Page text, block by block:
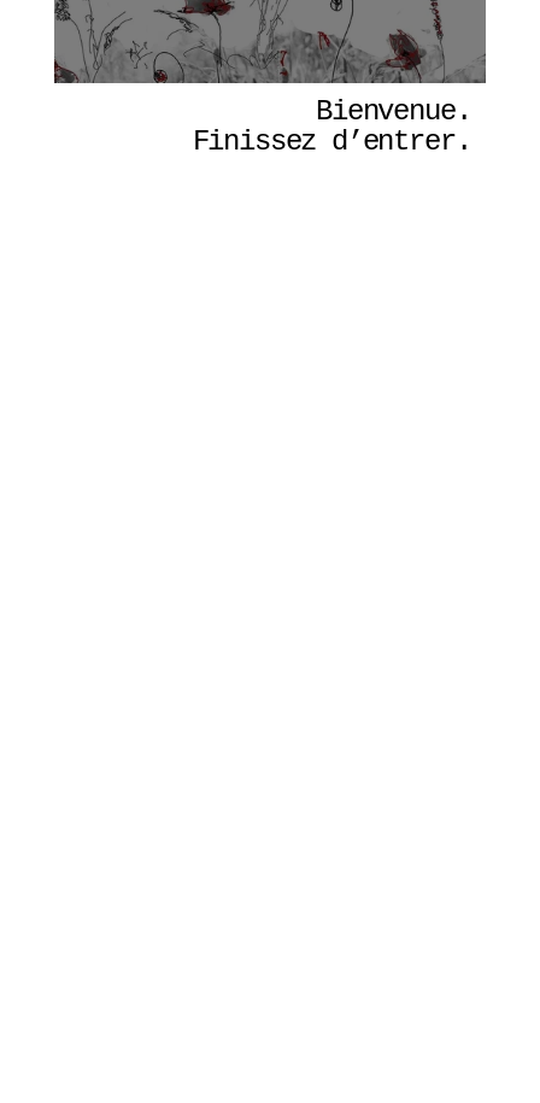
Bienvenue.
Finissez d’entrer.